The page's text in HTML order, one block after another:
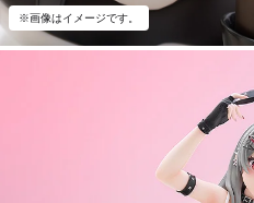
※画像はイメージです。